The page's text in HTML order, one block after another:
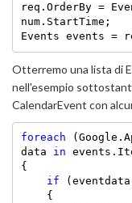
req.OrderBy =
num.StartTime;
Events events =
Otterremo una lista di
nell'esempio
CalendarEvent con
foreach
data in
{
if